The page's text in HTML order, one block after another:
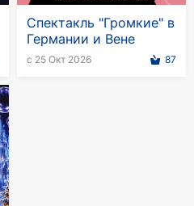
Спектакль "Громкие" в
Германии и Вене
с 25 Окт 2026 87